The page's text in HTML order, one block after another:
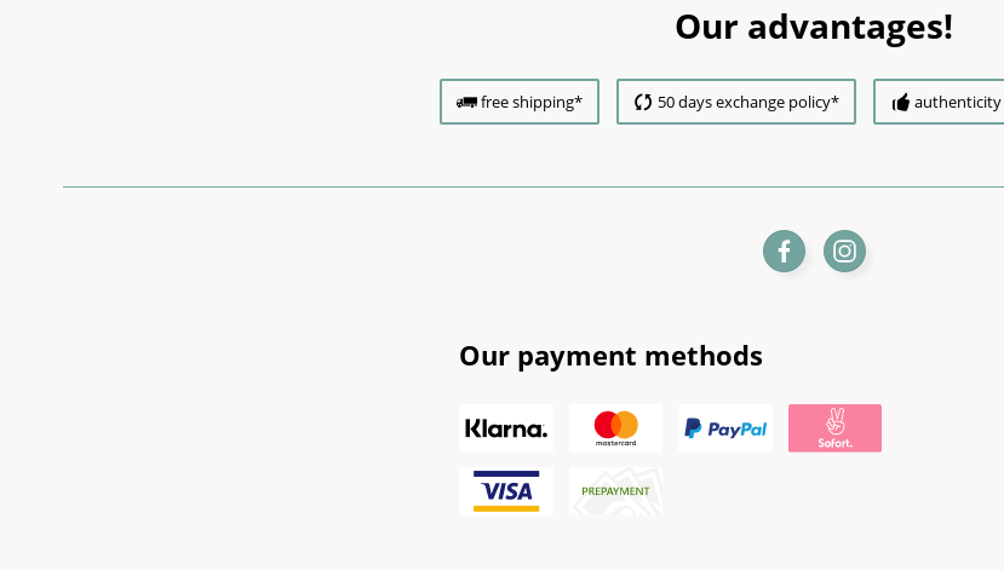
Our advantages!
free shipping* 50 days exchange policy* authenticity
Our payment methods